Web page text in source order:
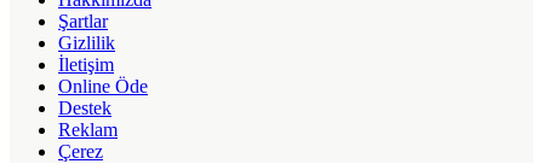
Şartlar
Gizlilik
İletişim
Online Öde
Destek
Reklam
Çerez